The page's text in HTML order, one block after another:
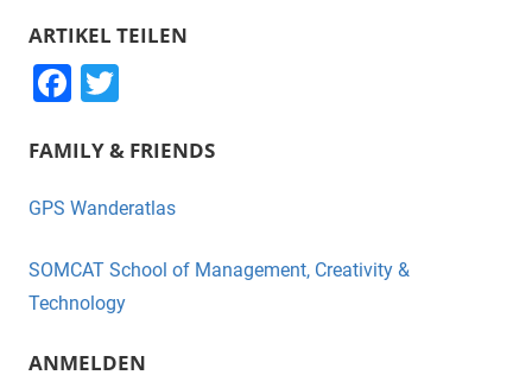
ARTIKEL TEILEN
F
c
e
o
o
k
tt
er
FAMILY & FRIENDS
GPS Wanderatlas
SOMCAT School of Management, Creativity &
Technology
ANMELDEN